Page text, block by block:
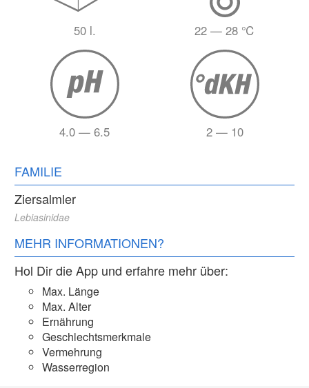
50 l. 22 — 28 ℃
4.0 — 6.5 2 — 10
FAMILIE
Ziersalmler
Lebiasinidae
MEHR INFORMATIONEN?
Hol Dir die App und erfahre mehr über:
Max. Länge
Max. Alter
Ernährung
Geschlechtsmerkmale
Vermehrung
Wasserregion